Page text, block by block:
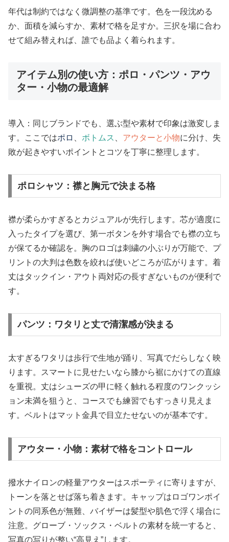
年代は制約ではなく微調整の基準です。色を一段沈める
か、面積を減らすか、素材で格を足すか。三択を場に合わ
せて組み替えれば、誰でも品よく着られます。
アイテム別の使い方：ポロ・パンツ・アウ
ター・小物の最適解
導入：同じブランドでも、選ぶ型や素材で印象は激変しま
す。ここではポロ ボトムス アウターと小物に分け、失
敗が起きやすいポイントとコツを丁寧に整理します。
ポロシャツ：襟と胸元で決まる格
襟が柔らかすぎるとカジュアルが先行します。芯が適度に
入ったタイプを選び、第一ボタンを外す場合でも襟の立ち
が保てるか確認を。胸のロゴは刺繍の小ぶりが万能で、プ
リントの大判は色数を絞れば使いどころが広がります。着
丈はタックイン・アウト両対応の長すぎないものが便利で
す。
パンツ：ワタリと丈で清潔感が決まる
太すぎるワタリは歩行で生地が踊り、写真でだらしなく映
ります。スマートに見せたいなら膝から裾にかけての直線
を重視。丈はシューズの甲に軽く触れる程度のワンクッシ
ョン未満を狙うと、コースでも練習でもすっきり見えま
す。ベルトはマット金具で目立たせないのが基本です。
アウター・小物：素材で格をコントロール
撥水ナイロンの軽量アウターはスポーティに寄りますが、
トーンを落とせば落ち着きます。キャップはロゴワンポイ
ントの同系色が無難、バイザーは髪型や肌色で浮く場合に
注意。グローブ・ソックス・ベルトの素材を統一すると、
写真の写りが整い“高見え”します。